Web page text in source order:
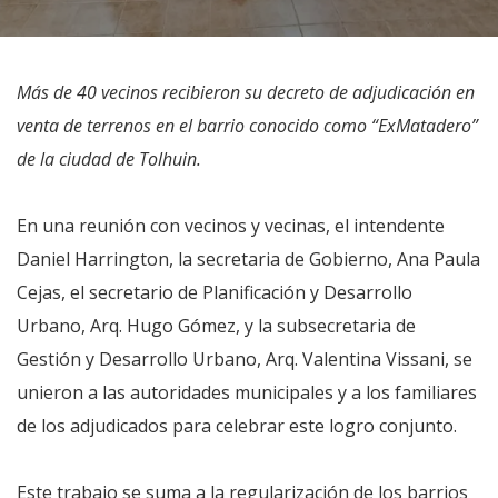
Más de 40 vecinos recibieron su decreto de adjudicación en
venta de terrenos en el barrio conocido como “ExMatadero”
de la ciudad de Tolhuin.
En una reunión con vecinos y vecinas, el intendente
Daniel Harrington, la secretaria de Gobierno, Ana Paula
Cejas, el secretario de Planificación y Desarrollo
Urbano, Arq. Hugo Gómez, y la subsecretaria de
Gestión y Desarrollo Urbano, Arq. Valentina Vissani, se
unieron a las autoridades municipales y a los familiares
de los adjudicados para celebrar este logro conjunto.
Este trabajo se suma a la regularización de los barrios